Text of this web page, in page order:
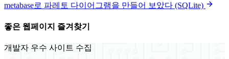
metabase로 파레토 다이어그램을 만들어 보았다 (SQLite)
좋은 웹페이지 즐겨찾기
개발자 우수 사이트 수집